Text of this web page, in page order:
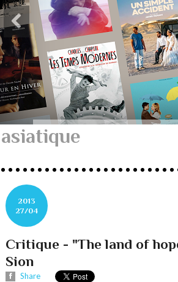
asiatique
2013
27/04
Critique - "The land of
Sion
Share